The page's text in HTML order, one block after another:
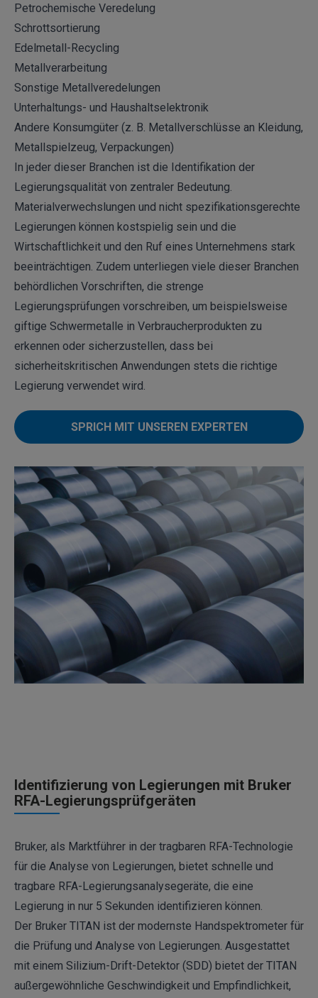
Petrochemische Veredelung
Schrottsortierung
Edelmetall-Recycling
Metallverarbeitung
Sonstige Metallveredelungen
Unterhaltungs- und Haushaltselektronik
Andere Konsumgüter (z. B. Metallverschlüsse an Kleidung,
Metallspielzeug, Verpackungen)
In jeder dieser Branchen ist die Identifikation der
Legierungsqualität von zentraler Bedeutung.
Materialverwechslungen und nicht spezifikationsgerechte
Legierungen können kostspielig sein und die
Wirtschaftlichkeit und den Ruf eines Unternehmens stark
beeinträchtigen. Zudem unterliegen viele dieser Branchen
behördlichen Vorschriften, die strenge
Legierungsprüfungen vorschreiben, um beispielsweise
giftige Schwermetalle in Verbraucherprodukten zu
erkennen oder sicherzustellen, dass bei
sicherheitskritischen Anwendungen stets die richtige
Legierung verwendet wird.
SPRICH MIT UNSEREN EXPERTEN
Identifizierung von Legierungen mit Bruker
RFA-Legierungsprüfgeräten
Bruker, als Marktführer in der tragbaren RFA-Technologie
für die Analyse von Legierungen, bietet schnelle und
tragbare RFA-Legierungsanalysegeräte, die eine
Legierung in nur 5 Sekunden identifizieren können.
Der Bruker TITAN ist der modernste Handspektrometer für
die Prüfung und Analyse von Legierungen. Ausgestattet
mit einem Silizium-Drift-Detektor (SDD) bietet der TITAN
außergewöhnliche Geschwindigkeit und Empfindlichkeit,